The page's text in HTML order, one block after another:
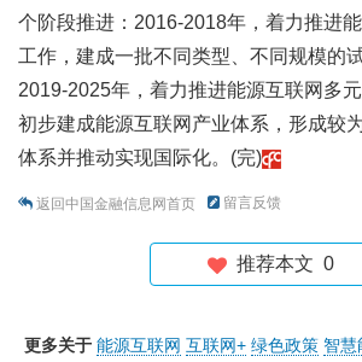
个阶段推进：2016-2018年，着力推进
工作，建成一批不同类型、不同规模的
2019-2025年，着力推进能源互联网多
初步建成能源互联网产业体系，形成较
体系并推动实现国际化。(完)
返回中国金融信息网首页 留言反馈
推荐本文 0
更多关于 能源互联网 互联网+ 绿色政策 智慧